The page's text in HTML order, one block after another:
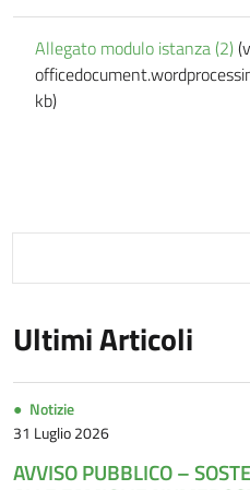
Allegato modulo istanza (2)
kb)
Ultimi Articoli
Notizie
31 Luglio 2026
AVVISO PUBBLICO –